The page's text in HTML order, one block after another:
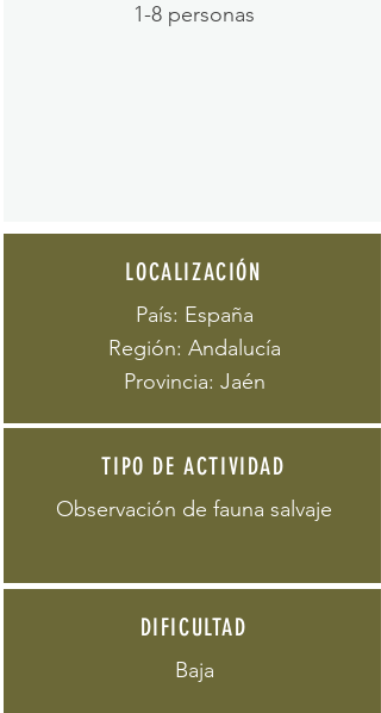
1-8 personas
LOCALIZACIÓN
País: España
Región: Andalucía
Provincia: Jaén
TIPO DE ACTIVIDAD
Observación de fauna salvaje
DIFICULTAD
Baja